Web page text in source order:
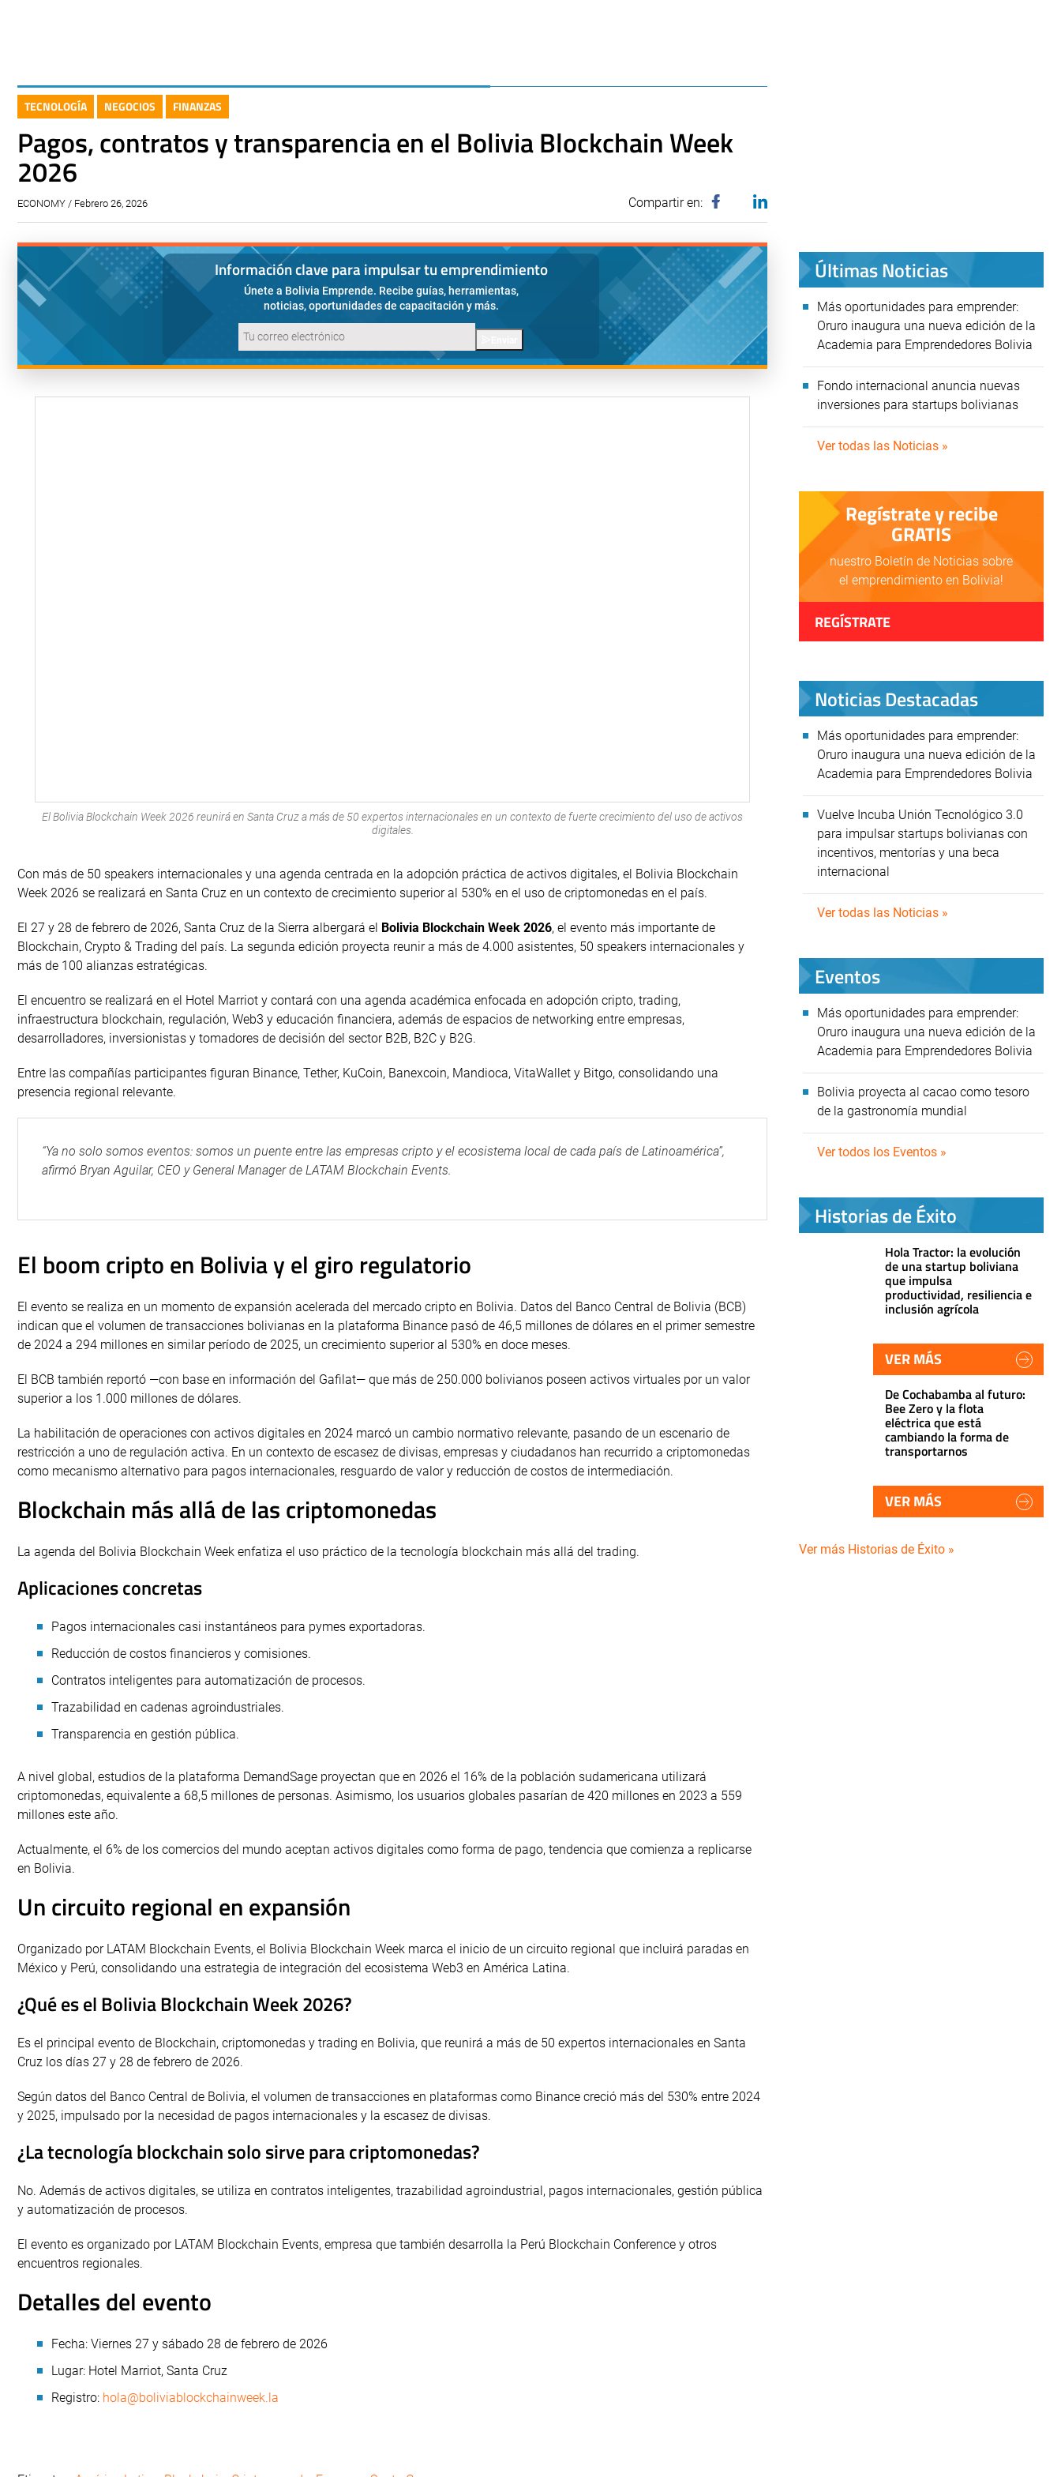
TECNOLOGÍA NEGOCIOS FINANZAS
Pagos, contratos y transparencia en el Bolivia Blockchain Week
2026
ECONOMY / Febrero 26, 2026 Compartir en:
Información clave para impulsar tu emprendimiento
Únete a Bolivia Emprende. Recibe guías, herramientas,
noticias, oportunidades de capacitación y más.
El Bolivia Blockchain Week 2026 reunirá en Santa Cruz a más de 50 expertos internacionales en un contexto de fuerte crecimiento del uso de activos
digitales.
Con más de 50 speakers internacionales y una agenda centrada en la adopción práctica de activos digitales, el Bolivia Blockchain
Week 2026 se realizará en Santa Cruz en un contexto de crecimiento superior al 530% en el uso de criptomonedas en el país.
El 27 y 28 de febrero de 2026, Santa Cruz de la Sierra albergará el Bolivia Blockchain Week 2026, el evento más importante de
Blockchain, Crypto & Trading del país. La segunda edición proyecta reunir a más de 4.000 asistentes, 50 speakers internacionales y
más de 100 alianzas estratégicas.
El encuentro se realizará en el Hotel Marriot y contará con una agenda académica enfocada en adopción cripto, trading,
infraestructura blockchain, regulación, Web3 y educación financiera, además de espacios de networking entre empresas,
desarrolladores, inversionistas y tomadores de decisión del sector B2B, B2C y B2G.
Entre las compañías participantes figuran Binance, Tether, KuCoin, Banexcoin, Mandioca, VitaWallet y Bitgo, consolidando una
presencia regional relevante.
“Ya no solo somos eventos: somos un puente entre las empresas cripto y el ecosistema local de cada país de Latinoamérica”,
afirmó Bryan Aguilar, CEO y General Manager de LATAM Blockchain Events.
El boom cripto en Bolivia y el giro regulatorio
El evento se realiza en un momento de expansión acelerada del mercado cripto en Bolivia. Datos del Banco Central de Bolivia (BCB)
indican que el volumen de transacciones bolivianas en la plataforma Binance pasó de 46,5 millones de dólares en el primer semestre
de 2024 a 294 millones en similar período de 2025, un crecimiento superior al 530% en doce meses.
El BCB también reportó —con base en información del Gafilat— que más de 250.000 bolivianos poseen activos virtuales por un valor
superior a los 1.000 millones de dólares.
La habilitación de operaciones con activos digitales en 2024 marcó un cambio normativo relevante, pasando de un escenario de
restricción a uno de regulación activa. En un contexto de escasez de divisas, empresas y ciudadanos han recurrido a criptomonedas
como mecanismo alternativo para pagos internacionales, resguardo de valor y reducción de costos de intermediación.
Blockchain más allá de las criptomonedas
La agenda del Bolivia Blockchain Week enfatiza el uso práctico de la tecnología blockchain más allá del trading.
Aplicaciones concretas
Pagos internacionales casi instantáneos para pymes exportadoras.
Reducción de costos financieros y comisiones.
Contratos inteligentes para automatización de procesos.
Trazabilidad en cadenas agroindustriales.
Transparencia en gestión pública.
A nivel global, estudios de la plataforma DemandSage proyectan que en 2026 el 16% de la población sudamericana utilizará
criptomonedas, equivalente a 68,5 millones de personas. Asimismo, los usuarios globales pasarían de 420 millones en 2023 a 559
millones este año.
Actualmente, el 6% de los comercios del mundo aceptan activos digitales como forma de pago, tendencia que comienza a replicarse
en Bolivia.
Un circuito regional en expansión
Organizado por LATAM Blockchain Events, el Bolivia Blockchain Week marca el inicio de un circuito regional que incluirá paradas en
México y Perú, consolidando una estrategia de integración del ecosistema Web3 en América Latina.
¿Qué es el Bolivia Blockchain Week 2026?
Es el principal evento de Blockchain, criptomonedas y trading en Bolivia, que reunirá a más de 50 expertos internacionales en Santa
Cruz los días 27 y 28 de febrero de 2026.
Según datos del Banco Central de Bolivia, el volumen de transacciones en plataformas como Binance creció más del 530% entre 2024
y 2025, impulsado por la necesidad de pagos internacionales y la escasez de divisas.
¿La tecnología blockchain solo sirve para criptomonedas?
No. Además de activos digitales, se utiliza en contratos inteligentes, trazabilidad agroindustrial, pagos internacionales, gestión pública
y automatización de procesos.
El evento es organizado por LATAM Blockchain Events, empresa que también desarrolla la Perú Blockchain Conference y otros
encuentros regionales.
Detalles del evento
Fecha: Viernes 27 y sábado 28 de febrero de 2026
Lugar: Hotel Marriot, Santa Cruz
Registro: hola@boliviablockchainweek.la
Últimas Noticias
Más oportunidades para emprender:
Oruro inaugura una nueva edición de la
Academia para Emprendedores Bolivia
Fondo internacional anuncia nuevas
inversiones para startups bolivianas
Ver todas las Noticias »
Regístrate y recibe
GRATIS
nuestro Boletín de Noticias sobre
el emprendimiento en Bolivia!
REGÍSTRATE
Noticias Destacadas
Más oportunidades para emprender:
Oruro inaugura una nueva edición de la
Academia para Emprendedores Bolivia
Vuelve Incuba Unión Tecnológico 3.0
para impulsar startups bolivianas con
incentivos, mentorías y una beca
internacional
Ver todas las Noticias »
Eventos
Más oportunidades para emprender:
Oruro inaugura una nueva edición de la
Academia para Emprendedores Bolivia
Bolivia proyecta al cacao como tesoro
de la gastronomía mundial
Ver todos los Eventos »
Historias de Éxito
Hola Tractor: la evolución
de una startup boliviana
que impulsa
productividad, resiliencia e
inclusión agrícola
VER MÁS
De Cochabamba al futuro:
Bee Zero y la flota
eléctrica que está
cambiando la forma de
transportarnos
VER MÁS
Ver más Historias de Éxito »